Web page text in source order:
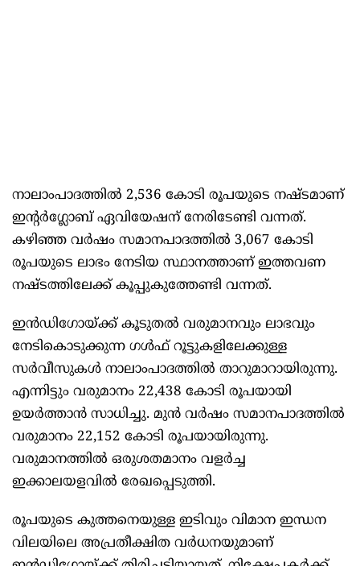
നാലാംപാദത്തില്‍ 2,536 കോടി രൂപയുടെ നഷ്ടമാണ്
ഇന്റര്‍ഗ്ലോബ് ഏവിയേഷന് നേരിടേണ്ടി വന്നത്.
കഴിഞ്ഞ വര്‍ഷം സമാനപാദത്തില്‍ 3,067 കോടി
രൂപയുടെ ലാഭം നേടിയ സ്ഥാനത്താണ് ഇത്തവണ
നഷ്ടത്തിലേക്ക് കൂപ്പുകുത്തേണ്ടി വന്നത്.
ഇന്‍ഡിഗോയ്ക്ക് കൂടുതല്‍ വരുമാനവും ലാഭവും
നേടികൊടുക്കുന്ന ഗള്‍ഫ് റൂട്ടുകളിലേക്കുള്ള
സര്‍വീസുകള്‍ നാലാംപാദത്തില്‍ താറുമാറായിരുന്നു.
എന്നിട്ടും വരുമാനം 22,438 കോടി രൂപയായി
ഉയര്‍ത്താന്‍ സാധിച്ചു. മുന്‍ വര്‍ഷം സമാനപാദത്തില്‍
വരുമാനം 22,152 കോടി രൂപയായിരുന്നു.
വരുമാനത്തില്‍ ഒരുശതമാനം വളര്‍ച്ച
ഇക്കാലയളവില്‍ രേഖപ്പെടുത്തി.
രൂപയുടെ കുത്തനെയുള്ള ഇടിവും വിമാന ഇന്ധന
വിലയിലെ അപ്രതീക്ഷിത വര്‍ധനയുമാണ്